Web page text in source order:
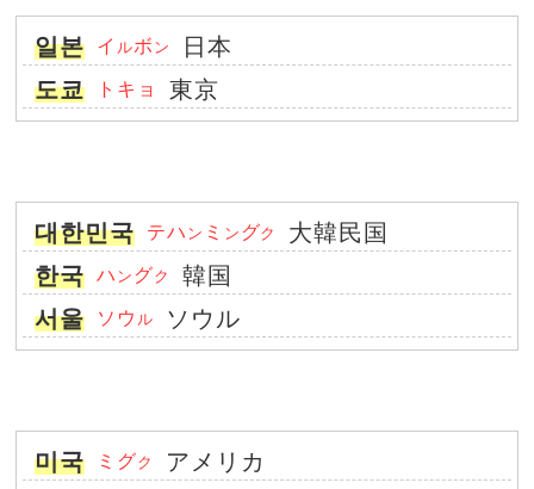
일본 イ ルボ ン
日本
도쿄
トキョ 東京
대한민국 テハ ン ミ ン グク
大韓民国
한국
ハ ン グク
韓国
서울
ソウ ル ソウル
미국 ミグク
アメリカ